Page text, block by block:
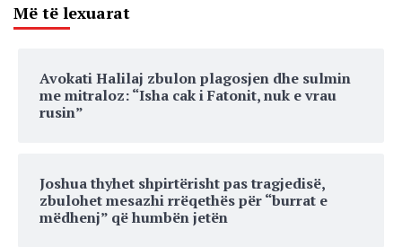
Më të lexuarat
Avokati Halilaj zbulon plagosjen dhe sulmin
me mitraloz: “Isha cak i Fatonit, nuk e vrau
rusin”
Joshua thyhet shpirtërisht pas tragjedisë,
zbulohet mesazhi rrëqethës për “burrat e
mëdhenj” që humbën jetën